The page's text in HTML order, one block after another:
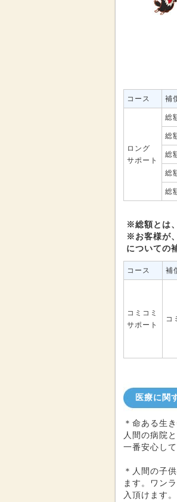
コース 補
ロング
サポート
総
総
総
総
総
※総額とは
※お客様が
についての
コース 補
コミコミ
サポート
コ
医療に関
＊命ある生
人間の病院
一番安心し
＊人間の子
ます。ワン
入頂けます。